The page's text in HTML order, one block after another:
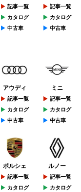
記事一覧
カタログ
中古車
記事一覧
カタログ
中古車
アウディ
記事一覧
カタログ
中古車
ミニ
記事一覧
カタログ
中古車
ポルシェ
記事一覧
カタログ
ルノー
記事一覧
カタログ